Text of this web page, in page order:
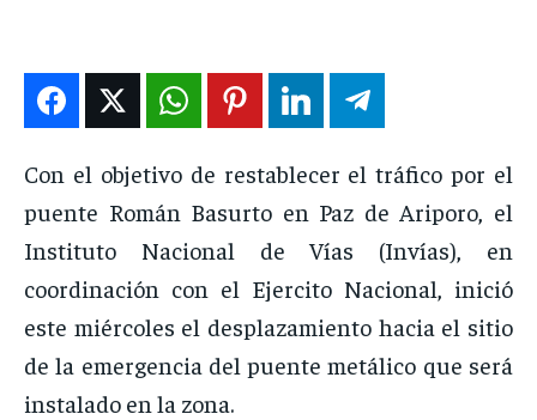
EN VIVO
INSTITUCIONAL
PUATE CON NOSOTROS
EN VIVO
INSTITUCIONAL
PUATE CON NOSOTROS
EN VIVO
INSTITUCIONAL
PUATE CON NOSOTROS
EN VIVO
INSTITUCIONAL
PUATE CON NOSOTROS
Con el objetivo de restablecer el tráfico por el
puente Román Basurto en Paz de Ariporo, el
Instituto Nacional de Vías (Invías), en
coordinación con el Ejercito Nacional, inició
este miércoles el desplazamiento hacia el sitio
de la emergencia del puente metálico que será
instalado en la zona.